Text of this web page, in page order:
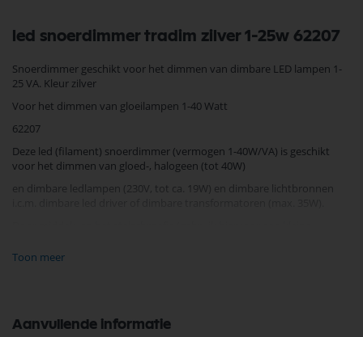
led snoerdimmer tradim zilver 1-25w 62207
Snoerdimmer geschikt voor het dimmen van dimbare LED lampen 1-
25 VA. Kleur zilver
Voor het dimmen van gloeilampen 1-40 Watt
62207
Deze led (filament) snoerdimmer (vermogen 1-40W/VA) is geschikt
voor het dimmen van gloed-, halogeen (tot 40W)
en dimbare ledlampen (230V, tot ca. 19W) en dimbare lichtbronnen
worden afgesteld.
Door middel van het duimwiel kan het dimbereik bepaald worden.
Toon meer
Aanvullende informatie